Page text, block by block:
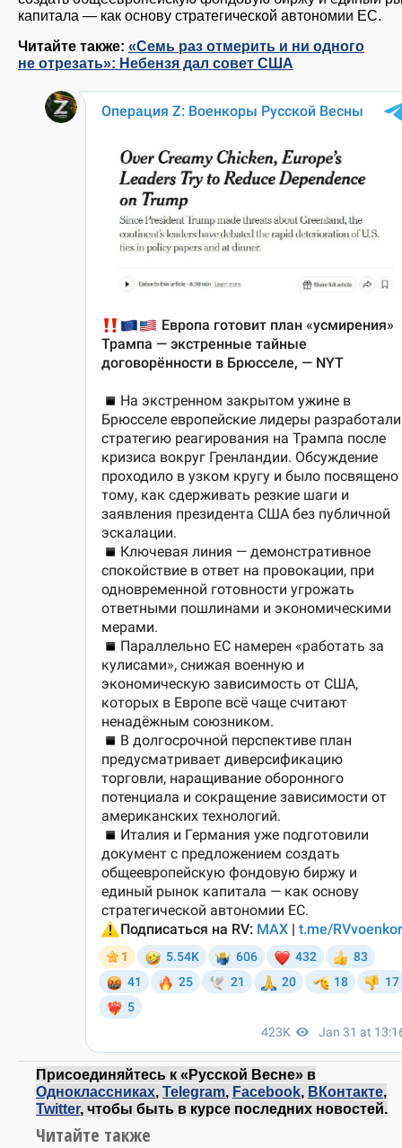
капитала — как основу стратегической автономии ЕС.
Читайте также: «Семь раз отмерить и ни одного
не отрезать»: Небензя дал совет США
Присоединяйтесь к «Русской Весне» в
Одноклассниках Telegram Facebook ВКонтакте
Twitter, чтобы быть в курсе последних новостей.
Читайте также